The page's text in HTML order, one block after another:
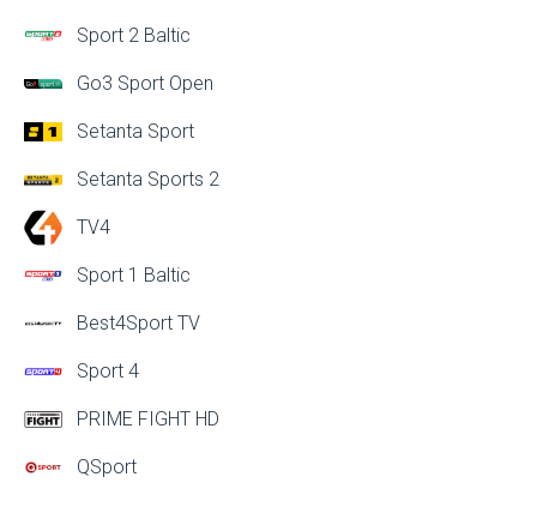
Sport 2 Baltic
Go3 Sport Open
Setanta Sport
Setanta Sports 2
TV4
Sport 1 Baltic
Best4Sport TV
Sport 4
PRIME FIGHT HD
QSport